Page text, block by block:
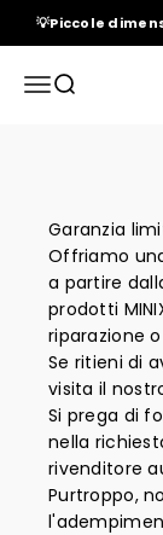
Vai al contenuto
💡Piccole
MenùCerca
Garanzia
Offriamo
a partire
prodotti
riparazione
Se ritieni di
visita il
Si prega di
nella
rivenditore
Purtroppo,